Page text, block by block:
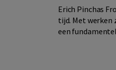
Erich Pinchas
tijd. Met werken
een